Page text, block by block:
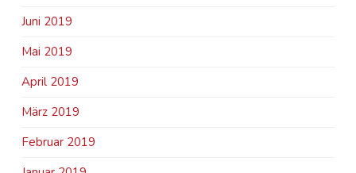
Juni 2019
Mai 2019
April 2019
März 2019
Februar 2019